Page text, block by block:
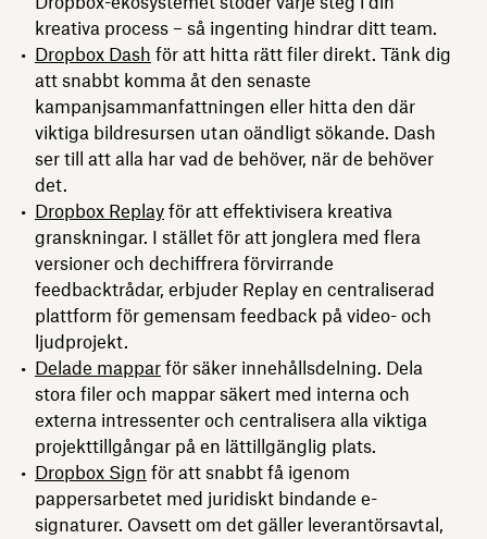
kreativa process – så ingenting hindrar ditt team.
Dropbox Dash för att hitta rätt filer direkt. Tänk dig
att snabbt komma åt den senaste
kampanjsammanfattningen eller hitta den där
viktiga bildresursen utan oändligt sökande. Dash
ser till att alla har vad de behöver, när de behöver
det.
Dropbox Replay för att effektivisera kreativa
granskningar. I stället för att jonglera med flera
versioner och dechiffrera förvirrande
feedbacktrådar, erbjuder Replay en centraliserad
plattform för gemensam feedback på video- och
ljudprojekt.
Delade mappar för säker innehållsdelning. Dela
stora filer och mappar säkert med interna och
externa intressenter och centralisera alla viktiga
projekttillgångar på en lättillgänglig plats.
Dropbox Sign för att snabbt få igenom
pappersarbetet med juridiskt bindande e-
signaturer. Oavsett om det gäller leverantörsavtal,